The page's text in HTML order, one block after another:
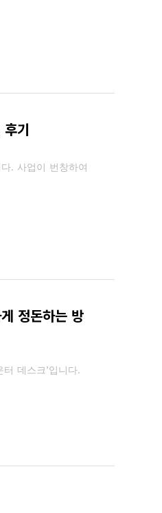
기
. 사업이 번창하여
정돈하는 방
데스크’입니다.